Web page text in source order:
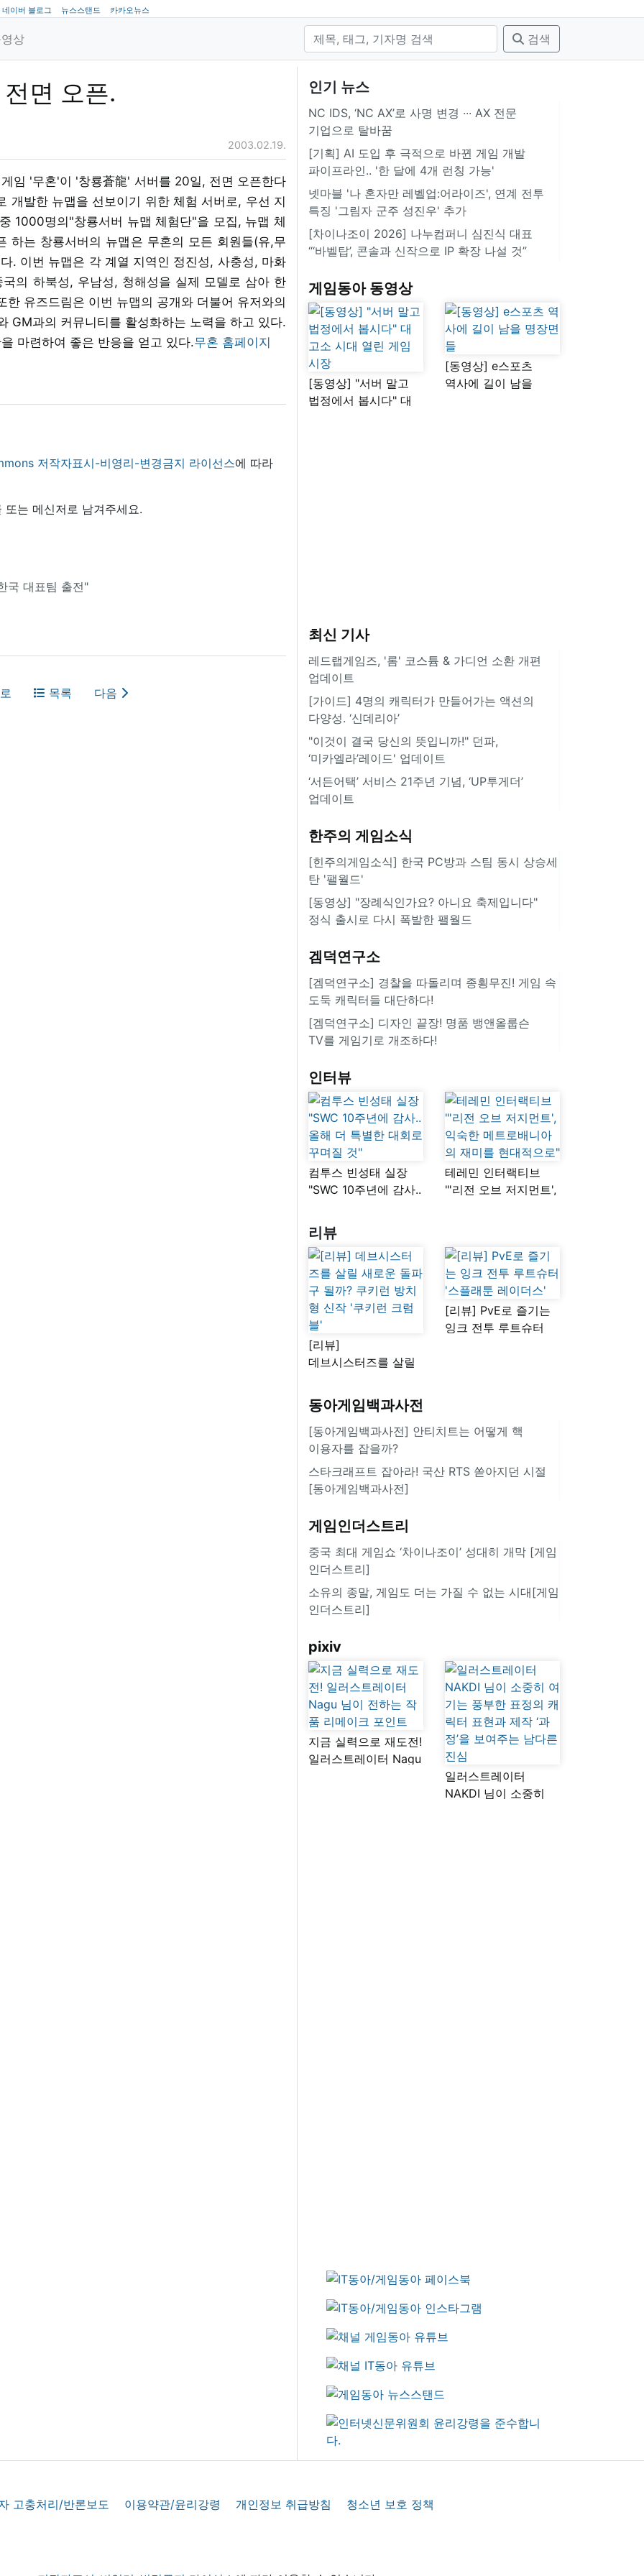
네이버 블로그 뉴스스탠드 카카오뉴스
상 검색
면 오픈.
2003.02.19.
임 '무혼'이 '창룡蒼龍' 서버를 20일, 전면 오픈한다
개발한 뉴맵을 선보이기 위한 체험 서버로, 우선 지
1000명의"창룡서버 뉴맵 체험단"을 모집, 뉴맵 체
하는 창룡서버의 뉴맵은 무혼의 모든 회원들(유,무
. 이번 뉴맵은 각 계열 지역인 정진성, 사충성, 마화
의 하북성, 우남성, 청해성을 실제 모델로 삼아 한
유즈드림은 이번 뉴맵의 공개와 더불어 유저와의
GM과의 커뮤니티를 활성화하는 노력을 하고 있다.
마련하여 좋은 반응을 얻고 있다.무혼 홈페이지
저작자표시-비영리-변경금지 라이선스에 따라
또는 메신저로 남겨주세요.
국 대표팀 출전"
목록 다음
인기 뉴스
NC IDS, ‘NC AX’로 사명 변경 ∙∙∙ AX 전문
기업으로 탈바꿈
[기획] AI 도입 후 극적으로 바뀐 게임 개발
파이프라인.. '한 달에 4개 런칭 가능'
넷마블 '나 혼자만 레벨업:어라이즈', 연계 전투
특징 '그림자 군주 성진우' 추가
[차이나조이 2026] 나누컴퍼니 심진식 대표
“‘바벨탑’, 콘솔과 신작으로 IP 확장 나설 것”
게임동아 동영상
[동영상] "서버 말고
법정에서 봅시다" 대
[동영상] e스포츠
역사에 길이 남을
최신 기사
레드랩게임즈, '롬' 코스튬 & 가디언 소환 개편
업데이트
[가이드] 4명의 캐릭터가 만들어가는 액션의
다양성. ‘신데리아’
"이것이 결국 당신의 뜻입니까!" 던파,
‘미카엘라’레이드' 업데이트
‘서든어택’ 서비스 21주년 기념, ‘UP투게더’
업데이트
한주의 게임소식
[힌주의게임소식] 한국 PC방과 스팀 동시 상승세
탄 '팰월드'
[동영상] "장례식인가요? 아니요 축제입니다"
정식 출시로 다시 폭발한 팰월드
겜덕연구소
[겜덕연구소] 경찰을 따돌리며 종횡무진! 게임 속
도둑 캐릭터들 대단하다!
[겜덕연구소] 디자인 끝장! 명품 뱅앤올룹슨
TV를 게임기로 개조하다!
인터뷰
컴투스 빈성태 실장
"SWC 10주년에 감사..
꾸며질 것"
테레민 인터랙티브
"'리전 오브 저지먼트',
리뷰
[리뷰]
데브시스터즈를 살릴
쿠키런 방치형 신작
'쿠키런 크럼블'
[리뷰] PvE로 즐기는
잉크 전투 루트슈터
동아게임백과사전
[동아게임백과사전] 안티치트는 어떻게 핵
이용자를 잡을까?
스타크래프트 잡아라! 국산 RTS 쏟아지던 시절
[동아게임백과사전]
게임인더스트리
중국 최대 게임쇼 ‘차이나조이’ 성대히 개막 [게임
인더스트리]
소유의 종말, 게임도 더는 가질 수 없는 시대[게임
인더스트리]
pixiv
지금 실력으로 재도전!
일러스트레이터 Nagu
일러스트레이터
NAKDI 님이 소중히
고충처리/반론보도 이용약관/윤리강령 개인정보 취급방침 청소년 보호 정책